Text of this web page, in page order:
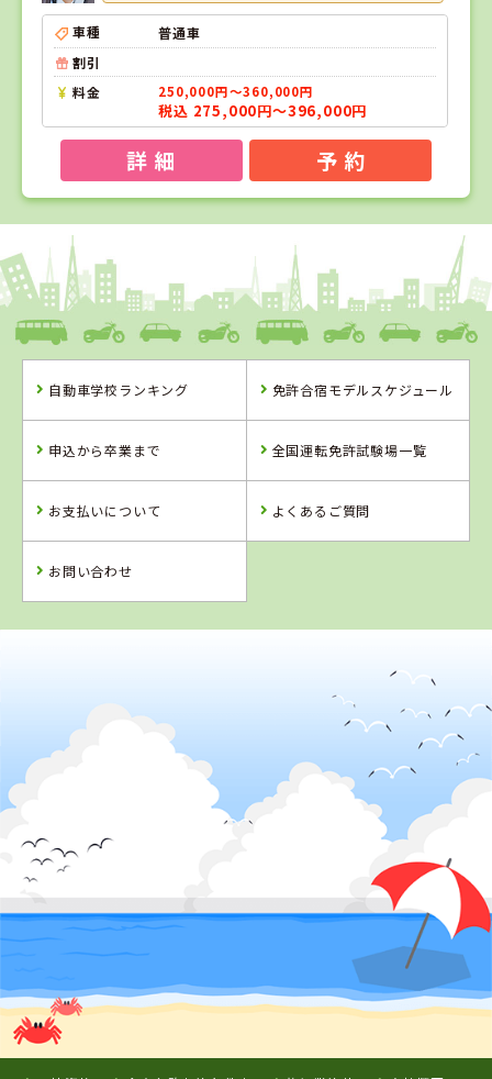
車種
普通車
割引
料金
250,000円～360,000円
税込 275,000円～396,000円
詳 細 予 約
1
愛媛県
八幡浜自動車教習所
詳 細 予 約
詳 細 予 約
3位
高梁自動車学校
習所
詳 細
詳 細
詳 細
4位
鳥取県
詳 細
予 約
5
鳥取県
山陰中央自動車
学校
詳 細
徳島県
阿波自動車学校
詳 細
予 約
7位 8位
自動車学校ランキング 免許合宿モデルスケジュール
申込から卒業まで 全国運転免許試験場一覧
お支払いについて よくあるご質問
お問い合わせ